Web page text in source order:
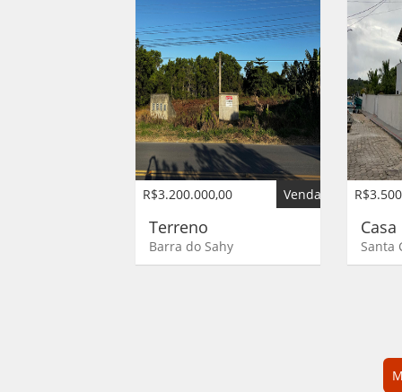
R$3.200.000,00 Venda
Terreno
Barra do Sahy Santa